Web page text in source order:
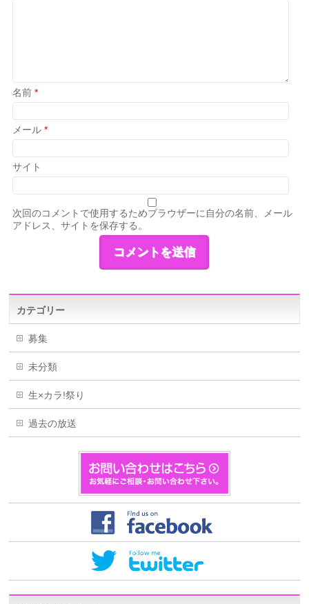
名前*
メール*
サイト
次回のコメントで使用するためブラウザーに自分の名前、メール
アドレス、サイトを保存する。
カテゴリー
募集
未分類
生×カラ!祭り
過去の放送